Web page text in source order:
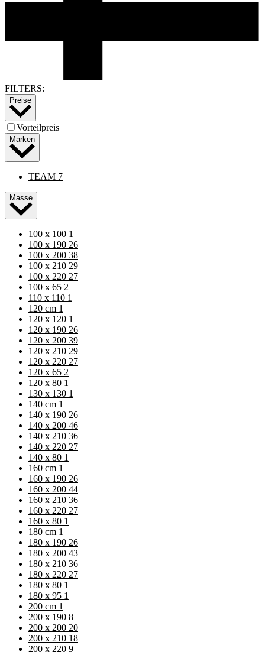
FILTERS:
Preise
Vorteilpreis
Marken
TEAM 7
Masse
100 x 100 1
100 x 190 26
100 x 200 38
100 x 210 29
100 x 220 27
100 x 65 2
110 x 110 1
120 cm 1
120 x 120 1
120 x 190 26
120 x 200 39
120 x 210 29
120 x 220 27
120 x 65 2
120 x 80 1
130 x 130 1
140 cm 1
140 x 190 26
140 x 200 46
140 x 210 36
140 x 220 27
140 x 80 1
160 cm 1
160 x 190 26
160 x 200 44
160 x 210 36
160 x 220 27
160 x 80 1
180 cm 1
180 x 190 26
180 x 200 43
180 x 210 36
180 x 220 27
180 x 80 1
180 x 95 1
200 cm 1
200 x 190 8
200 x 200 20
200 x 210 18
200 x 220 9